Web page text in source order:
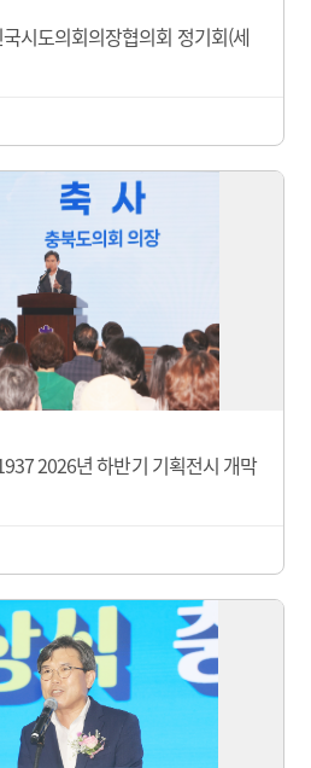
시도의회의장협의회 정기회(세
2026년 하반기 기획전시 개막